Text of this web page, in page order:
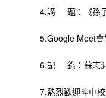
4.講 題：《孫子
5.Google Meet
6.記 錄：蘇志淵
7.熱烈歡迎斗中